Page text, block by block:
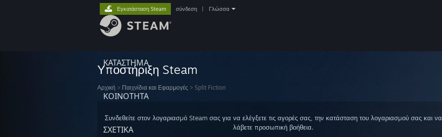
ΚΑΤΑΣΤΗΜΑ
ΚΟΙΝΟΤΗΤΑ
ΣΧΕΤΙΚΆ
Εγκατάσταση Steam σύνδεση Γλώσσα
Υποστήριξη Steam
Αρχική > Παιχνίδια και Εφαρμογές > Split Fiction
Συνδεθείτε στον λογαριασμό Steam σας για να ελέγξετε τις αγορές σας, την κατάσταση του λογαριασμού σας και να
λάβετε προσωπική βοήθεια.